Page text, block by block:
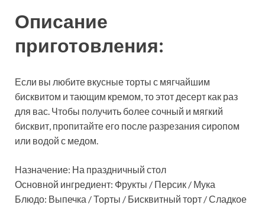
Описание
приготовления:
Если вы любите вкусные торты с мягчайшим
бисквитом и тающим кремом, то этот десерт как раз
для вас. Чтобы получить более сочный и мягкий
бисквит, пропитайте его после разрезания сиропом
или водой с медом.
Назначение: На праздничный стол
Основной ингредиент: Фрукты / Персик / Мука
Блюдо: Выпечка / Торты / Бисквитный торт / Сладкое